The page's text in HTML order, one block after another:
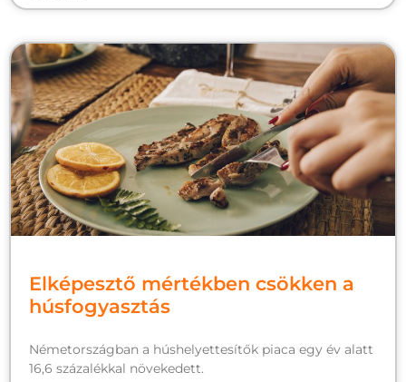
Elképesztő mértékben csökken a
húsfogyasztás
Németországban a húshelyettesítők piaca egy év alatt
16,6 százalékkal növekedett.